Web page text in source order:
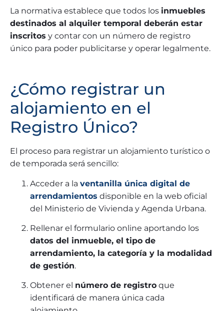
La normativa establece que todos los inmuebles
destinados al alquiler temporal deberán estar
inscritos y contar con un número de registro
único para poder publicitarse y operar legalmente.
¿Cómo registrar un
alojamiento en el
Registro Único?
El proceso para registrar un alojamiento turístico o
de temporada será sencillo:
Acceder a la ventanilla única digital de
arrendamientos disponible en la web oficial
del Ministerio de Vivienda y Agenda Urbana.
Rellenar el formulario online aportando los
datos del inmueble, el tipo de
arrendamiento, la categoría y la modalidad
de gestión.
Obtener el número de registro que
identificará de manera única cada